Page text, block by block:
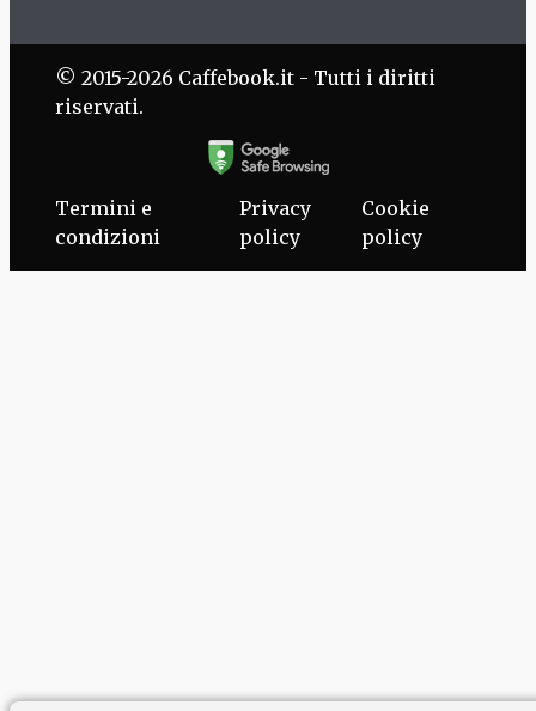
© 2015-2026 Caffebook.it - Tutti i diritti
riservati.
Termini e
condizioni
Privacy
policy
Cookie
policy